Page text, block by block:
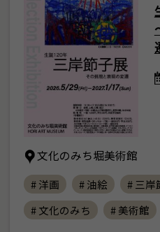
文化のみち堀美術館
# 洋画 # 油絵 # 三岸
# 文化のみち
# 美術館